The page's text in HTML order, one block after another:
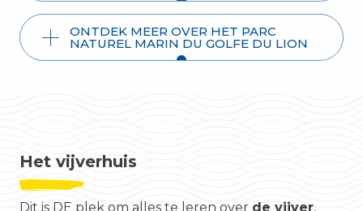
ONTDEK MEER OVER HET PARC
NATUREL MARIN DU GOLFE DU LION
Het vijverhuis
Dit is DE plek om alles te leren over de vijver,